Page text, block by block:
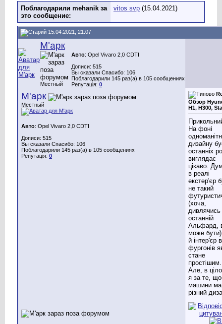
Поблагодарили mehanik за
это сообщение:
vitos svp (15.04.2021)
15.04.2021, 21:07
М'арк
Местный
Авто: Opel Vivaro 2,0 CDTI
Дописи: 515
Вы сказали Спасибо: 106
Поблагодарили 145 раз(а) в 105 сообщениях
Репутація: 0
М'арк
Местный
Авто: Opel Vivaro 2,0 CDTI
Дописи: 515
Вы сказали Спасибо: 106
Поблагодарили 145 раз(а) в 105 сообщениях
Репутація: 0
Обзор
H1, H300,
На фоні
дизайну
останніх
виглядає
цікаво.
в реалі
екстер'єр
не такий
(хоча,
дивлячись
останній
Альфард,
може
й інтер'єр в
фургонів
стане
простішим.
Але, в
я за те,
машини
різний